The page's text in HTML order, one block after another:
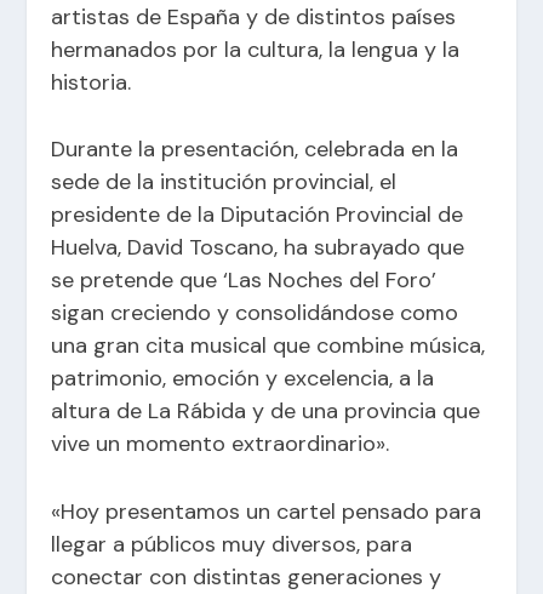
artistas de España y de distintos países
hermanados por la cultura, la lengua y la
historia.
Durante la presentación, celebrada en la
sede de la institución provincial, el
presidente de la Diputación Provincial de
Huelva, David Toscano, ha subrayado que
se pretende que ‘Las Noches del Foro’
sigan creciendo y consolidándose como
una gran cita musical que combine música,
patrimonio, emoción y excelencia, a la
altura de La Rábida y de una provincia que
vive un momento extraordinario».
«Hoy presentamos un cartel pensado para
llegar a públicos muy diversos, para
conectar con distintas generaciones y